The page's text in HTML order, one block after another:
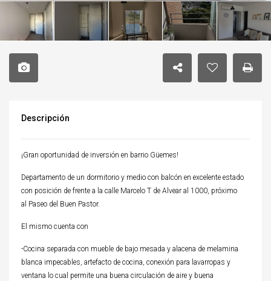
Descripción
¡Gran oportunidad de inversión en barrio Güemes!
Departamento de un dormitorio y medio con balcón en excelente estado
con posición de frente a la calle Marcelo T de Alvear al 1000, próximo
al Paseo del Buen Pastor.
El mismo cuenta con
-Cocina separada con mueble de bajo mesada y alacena de melamina
blanca impecables, artefacto de cocina, conexión para lavarropas y
ventana lo cual permite una buena circulación de aire y buena